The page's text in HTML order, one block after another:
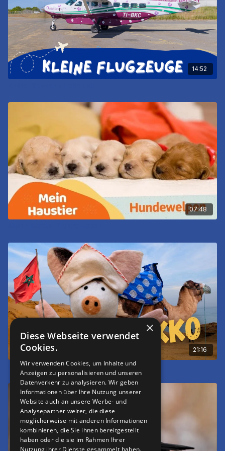
14:52
07:48
21:16
Reise nach Marokko
×
Diese Webseite verwendet
Cookies.
Wir verwenden Cookies, um Inhalte und
Anzeigen zu personalisieren und unseren
Datenverkehr zu analysieren. Wir geben
Informationen über Ihre Nutzung unserer
Website auch an unsere Werbe- und
Analysepartner weiter, die diese
möglicherweise mit anderen Informationen
kombinieren, die Sie ihnen bereitgestellt
haben oder die sie im Rahmen Ihrer
Nutzung ihrer Dienste gesammelt haben.